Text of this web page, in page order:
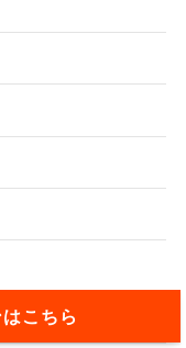
こちら